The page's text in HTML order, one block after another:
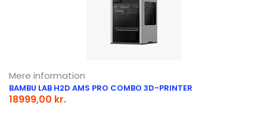
Mere information
BAMBU LAB H2D AMS PRO COMBO 3D-PRINTER
18999,00 kr.